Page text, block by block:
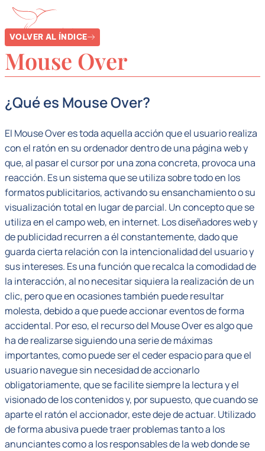
VOLVER AL ÍNDICE
Mouse Over
¿Qué es Mouse Over?
El Mouse Over es toda aquella acción que el usuario realiza
con el ratón en su ordenador dentro de una página web y
que, al pasar el cursor por una zona concreta, provoca una
reacción. Es un sistema que se utiliza sobre todo en los
formatos publicitarios, activando su ensanchamiento o su
visualización total en lugar de parcial. Un concepto que se
utiliza en el campo web, en internet. Los diseñadores web y
de publicidad recurren a él constantemente, dado que
guarda cierta relación con la intencionalidad del usuario y
sus intereses. Es una función que recalca la comodidad de
la interacción, al no necesitar siquiera la realización de un
clic, pero que en ocasiones también puede resultar
molesta, debido a que puede accionar eventos de forma
accidental. Por eso, el recurso del Mouse Over es algo que
ha de realizarse siguiendo una serie de máximas
importantes, como puede ser el ceder espacio para que el
usuario navegue sin necesidad de accionarlo
obligatoriamente, que se facilite siempre la lectura y el
visionado de los contenidos y, por supuesto, que cuando se
aparte el ratón el accionador, este deje de actuar. Utilizado
de forma abusiva puede traer problemas tanto a los
anunciantes como a los responsables de la web donde se